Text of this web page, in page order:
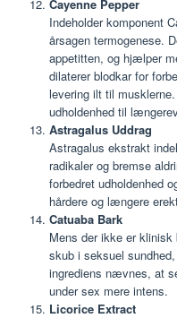
Cayenne Pepper
Indeholder komponent
årsagen termogenese.
appetitten, og hjælper
dilaterer blodkar for
levering ilt til
udholdenhed til
Astragalus Uddrag
Astragalus ekstrakt
radikaler og bremse
forbedret udholdenhed
hårdere og længere
Catuaba Bark
Mens der ikke er
skub i seksuel
ingrediens nævnes, at
under sex mere intens.
Licorice Extract